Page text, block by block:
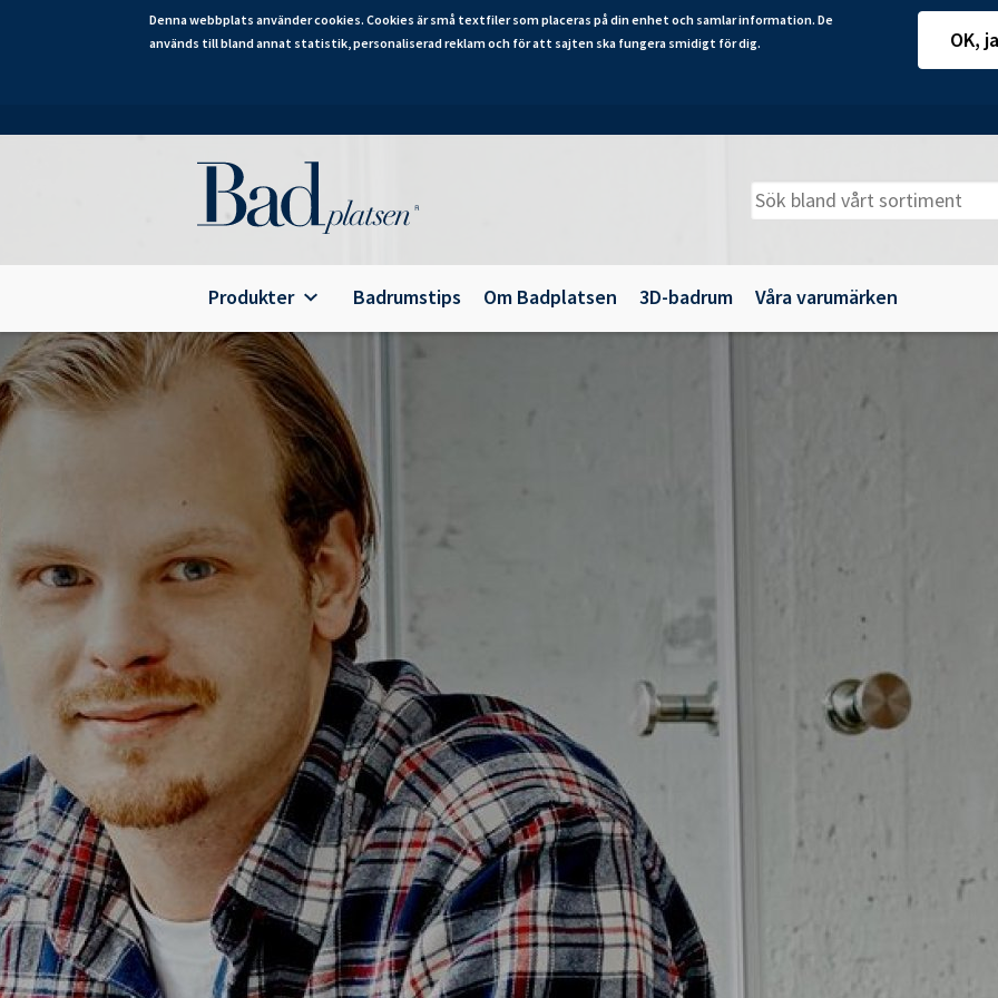
Denna webbplats använder cookies. Cookies är små textfiler som placeras på din enhet och samlar information. De
används till bland annat statistik, personaliserad reklam och för att sajten ska fungera smidigt för dig.
OK,
till
Produkter
Alterna Ariella Aqua
Alterna Ariella
Alterna Basic Aqua
Alterna Basic
Alterna Bella Aqua
Alterna Ella Aqua
Alterna Ella
Alterna Gabriella
Alterna Isabella Aqua
Alterna Isabella
Alterna Isella Aqua
Alterna Isella
Alterna Luxor
Duravit L-Cube
Geberit Smyle Square
Geberit iCon
Ifö Option
Ifö Sense Art
Ifö Sense Modern
Ifö Sense Pro
Ifö Spira
Tillbehör till badrumsmöbler
Spegelhållare
Tvålkorgar
WC-pappershållare
Handduksstänger
Handdukskrokar
Tvättställsblandare
Tvättställsblandare för
inbyggnad
Beröringsfria
tvättställsblandare
Avloppsarmatur och tillbehör
Badrumstips Om Badplatsen 3D-badrum Våra varumärken